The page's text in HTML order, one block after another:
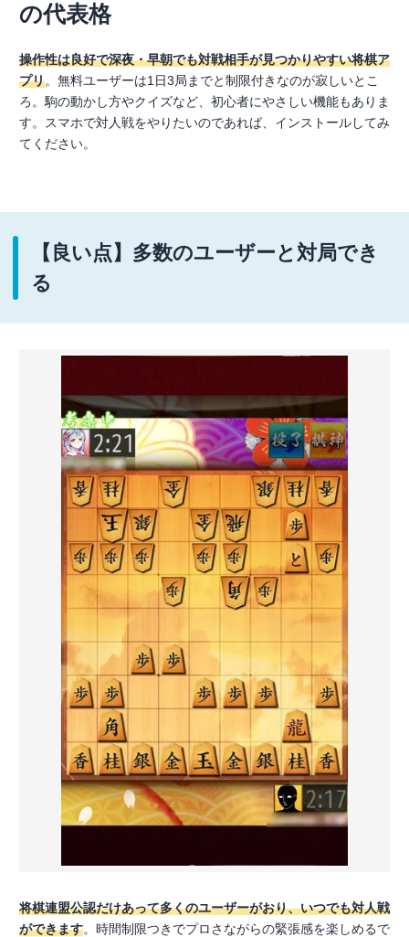
の代表格
操作性は良好で深夜・早朝でも対戦相手が見つかりやすい将棋ア
プリ。無料ユーザーは1日3局までと制限付きなのが寂しいとこ
ろ。駒の動かし方やクイズなど、初心者にやさしい機能もありま
す。スマホで対人戦をやりたいのであれば、インストールしてみ
てください。
【良い点】多数のユーザーと対局でき
る
将棋連盟公認だけあって多くのユーザーがおり、いつでも対人戦
ができます。時間制限つきでプロさながらの緊張感を楽しめるで